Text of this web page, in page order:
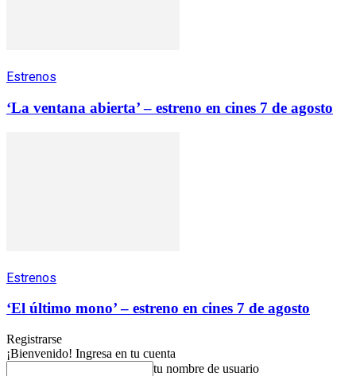
Estrenos
‘La ventana abierta’ – estreno en cines 7 de agosto
Estrenos
‘El último mono’ – estreno en cines 7 de agosto
Registrarse
¡Bienvenido! Ingresa en tu cuenta
tu nombre de usuario